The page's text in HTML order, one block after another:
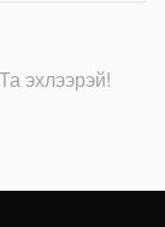
эхлээрэй!